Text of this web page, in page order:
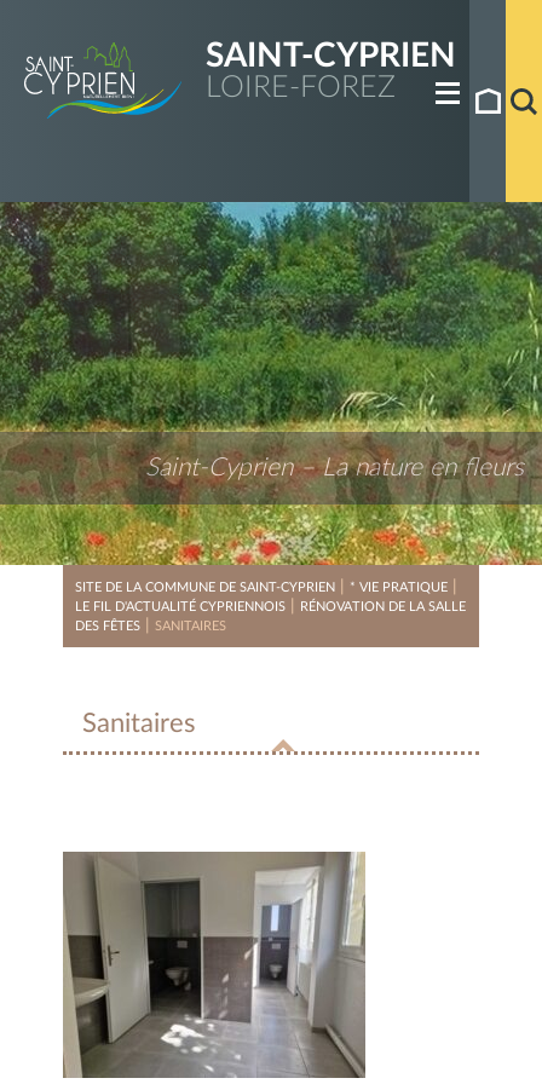
SAINT-CYPRIEN
LOIRE-FOREZ
Saint-Cyprien – La nature en fleurs
SITE DE LA COMMUNE DE SAINT-CYPRIEN * VIE PRATIQUE
LE FIL D'ACTUALITÉ CYPRIENNOIS
RÉNOVATION DE LA SALLE
DES FÊTES
SANITAIRES
Sanitaires